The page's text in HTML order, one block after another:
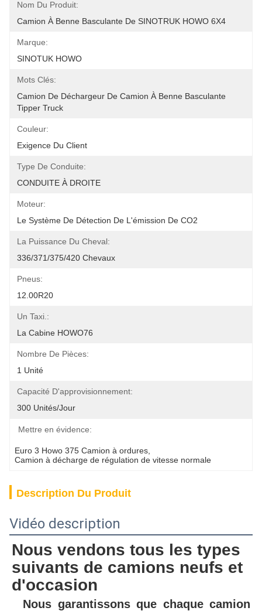
Nom Du Produit:
Camion À Benne Basculante De SINOTRUK HOWO 6X4
Marque:
SINOTUK HOWO
Mots Clés:
Camion De Déchargeur De Camion À Benne Basculante
Tipper Truck
Couleur:
Exigence Du Client
Type De Conduite:
CONDUITE À DROITE
Moteur:
Le Système De Détection De L'émission De CO2
La Puissance Du Cheval:
336/371/375/420 Chevaux
Pneus:
12.00R20
Un Taxi.:
La Cabine HOWO76
Nombre De Pièces:
1 Unité
Capacité D'approvisionnement:
300 Unités/jour
Mettre en évidence:
Euro 3 Howo 375 Camion à ordures
Camion à décharge de régulation de vitesse normale
Description Du Produit
Vidéo description
Nous vendons tous les types
suivants de camions neufs et
d'occasion
Nous garantissons que chaque camion